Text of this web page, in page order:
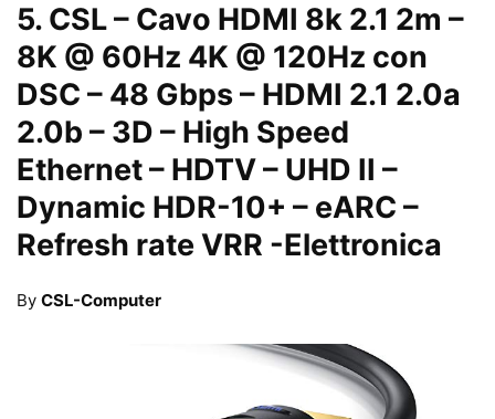
5. CSL – Cavo HDMI 8k 2.1 2m –
8K @ 60Hz 4K @ 120Hz con
DSC – 48 Gbps – HDMI 2.1 2.0a
2.0b – 3D – High Speed
Ethernet – HDTV – UHD II –
Dynamic HDR-10+ – eARC –
Refresh rate VRR -Elettronica
By CSL-Computer